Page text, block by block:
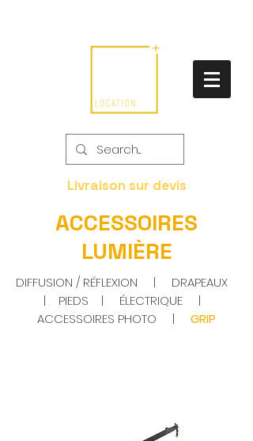
Livraison sur devis
ACCESSOIRES
LUMIÈRE
DIFFUSION / RÉFLEXION | DRAPEAUX
| PIEDS | ÉLECTRIQUE|
ACCESSOIRES PHOTO | GRIP